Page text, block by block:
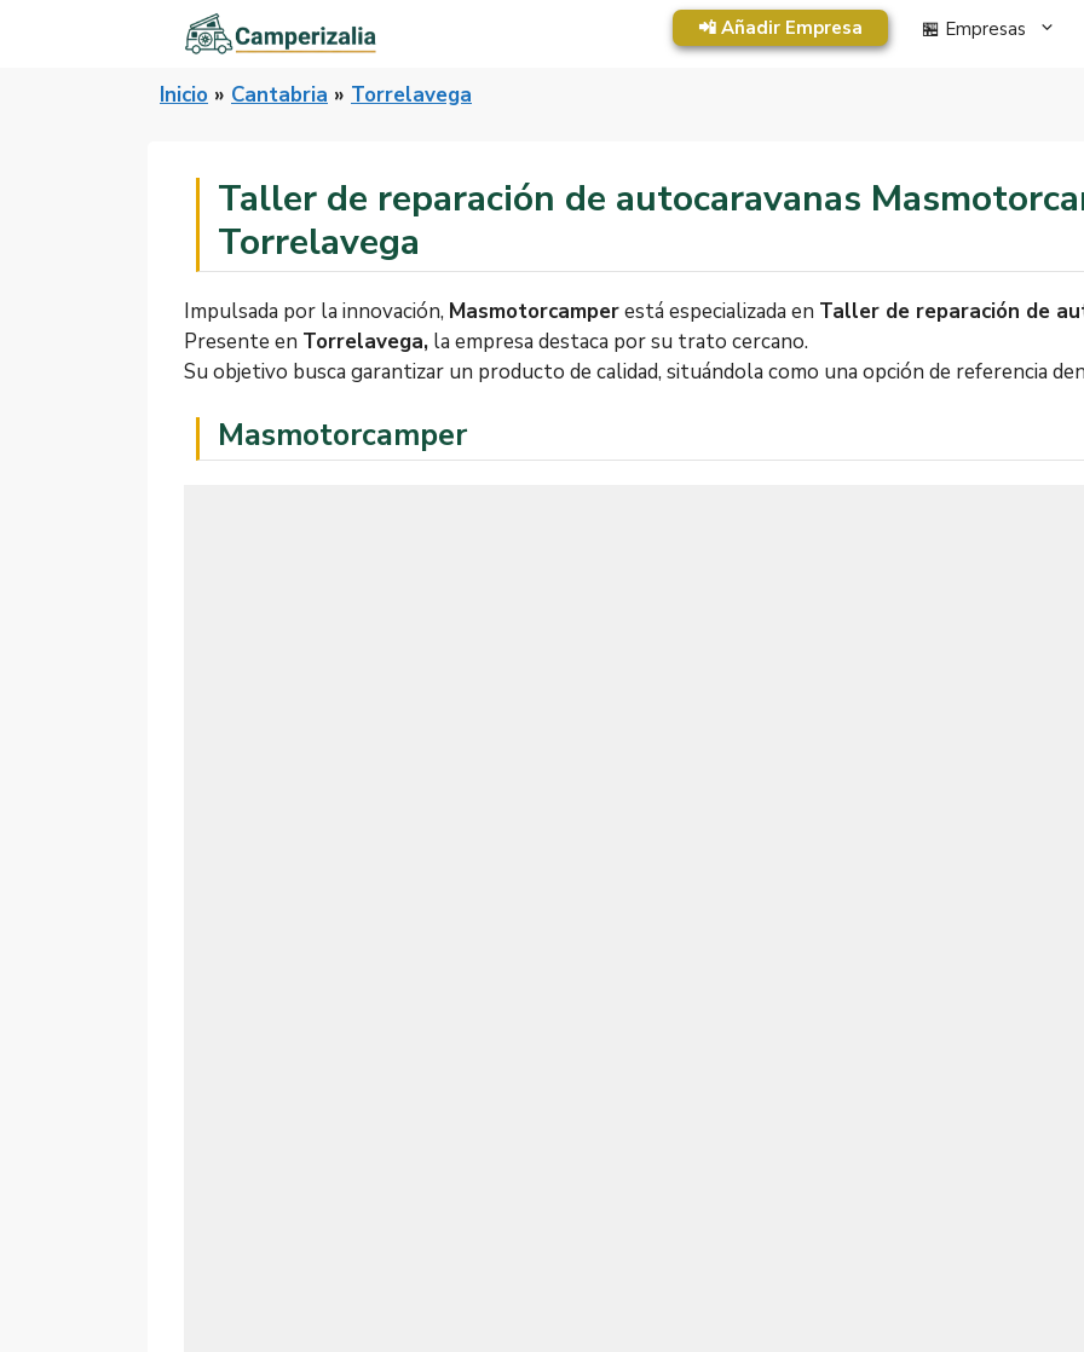
📲 Añadir Empresa 🏪 Empresas
Inicio » Cantabria » Torrelavega
Taller de reparación de autocaravanas
Torrelavega
Impulsada por la innovación, Masmotorcamperestá especializada en Taller de reparación de
Presente en Torrelavega, la empresa destaca por su trato cercano.
Su objetivo busca garantizar un producto de calidad, situándola como una opción de referencia
Masmotorcamper